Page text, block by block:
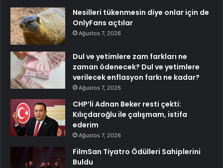
Nesilleri tükenmesin diye onlar için de
OnlyFans açtılar
Ağustos 7, 2026
Dul ve yetimlere zam farkları ne
zaman ödenecek? Dul ve yetimlere
verilecek enflasyon farkı ne kadar?
Ağustos 7, 2026
CHP’li Adnan Beker resti çekti:
Kılıçdaroğlu ile çalışmam, istifa
ederim
Ağustos 7, 2026
FilmSan Tiyatro Ödülleri Sahiplerini
Buldu